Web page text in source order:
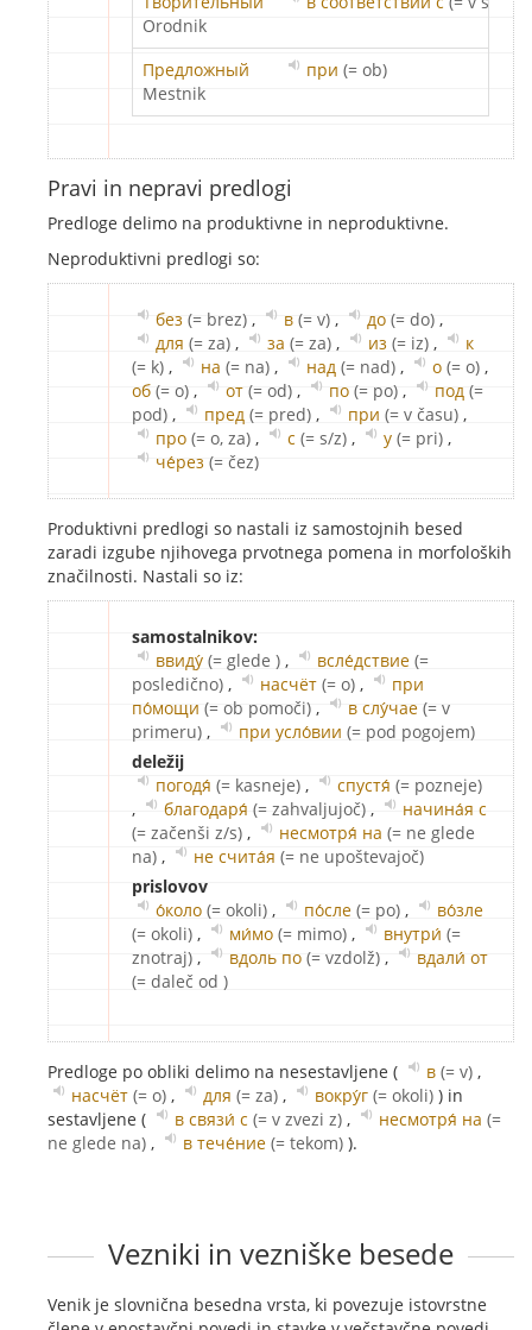
Orodnik
Предложный
Mestnik
при (= ob)
Pravi in nepravi predlogi
Predloge delimo na produktivne in neproduktivne.
Neproduktivni predlogi so:
без (= brez) , в (= v) , до (= do) ,
для (= za) , за (= za) , из (= iz) ,
к
(= k) , на (= na) , над (= nad) , о (= o) ,
об (= o) , от (= od) , по (= po) , под (=
pod) , пред (= pred) , при (= v času) ,
про (= o, za) , с (= s/z) , у (= pri) ,
че́рез (= čez)
Produktivni predlogi so nastali iz samostojnih besed
zaradi izgube njihovega prvotnega pomena in morfoloških
značilnosti. Nastali so iz:
samostalnikov:
ввиду́ (= glede ) , всле́дствие (=
posledično) , насчёт (= o) ,
при
по́мощи (= ob pomoči) , в слу́чае (= v
primeru) , при усло́вии (= pod pogojem)
deležij
погодя́ (= kasneje) , спустя́ (= pozneje)
,
благодаря́ (= zahvaljujoč) ,
начина́я с
(= začenši z/s) , несмотря́ на (= ne glede
na) , не счита́я (= ne upoštevajoč)
prislovov
о́коло (= okoli) , по́сле (= po) ,
во́зле
(= okoli) , ми́мо (= mimo) , внутри́ (=
znotraj) , вдоль по (= vzdolž) ,
вдали́ от
(= daleč od )
Predloge po obliki delimo na nesestavljene ( в (= v) ,
насчёт (= o) , для (= za) , вокру́г (= okoli) ) in
sestavljene (
в связи́ с (= v zvezi z) , несмотря́ на (=
ne glede na) , в тече́ние (= tekom) ).
Vezniki in vezniške besede
Venik je slovnična besedna vrsta, ki povezuje istovrstne